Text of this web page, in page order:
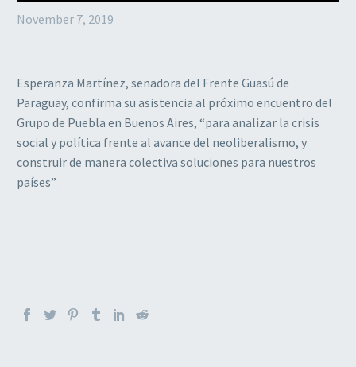
November 7, 2019
Esperanza Martínez, senadora del Frente Guasú de
Paraguay, confirma su asistencia al próximo encuentro del
Grupo de Puebla en Buenos Aires, “para analizar la crisis
social y política frente al avance del neoliberalismo, y
construir de manera colectiva soluciones para nuestros
países”